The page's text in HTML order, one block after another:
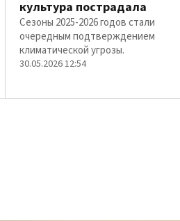
культура пострадала
Сезоны 2025-2026 годов стали
очередным подтверждением
климатической угрозы.
30.05.2026 12:54